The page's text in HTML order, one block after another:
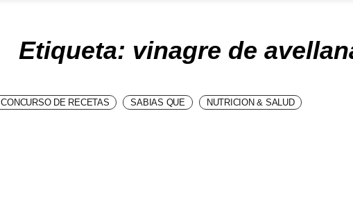
Etiqueta: vinagre de
CONCURSO DE RECETAS SABIAS QUE NUTRICION & SALUD